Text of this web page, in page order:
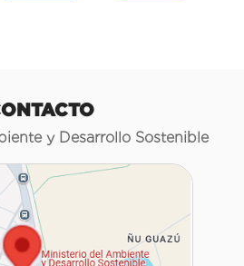
y Desarrollo Sostenible